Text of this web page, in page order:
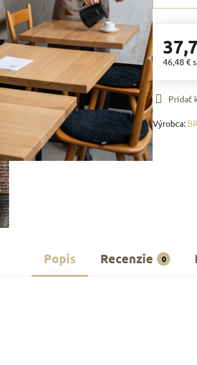
46,48 €
Pridať
Výrobca:
Popis Recenzie 0